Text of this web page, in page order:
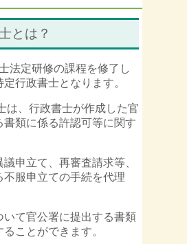
とは？
法定研修の課程を修了し
定行政書士となります。
、行政書士が作成した官
書類に係る許認可等に関す
申立て、再審査請求等、
不服申立ての手続を代理
て官公署に提出する書類
ことができます。